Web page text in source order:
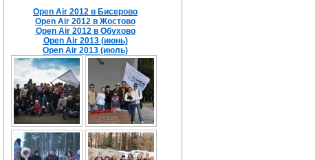
Open Air 2012 в Бисерово
Open Air 2012 в Жостово
Open Air 2012 в Обухово
Open Air 2013 (июнь)
Open Air 2013 (июль)